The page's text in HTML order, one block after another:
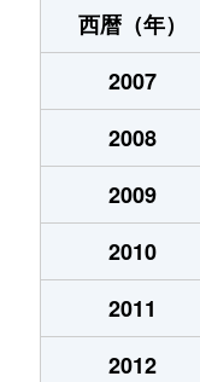
春日
大字瓦葺
西暦（年）
2007
2008
2009
2010
2011
2012